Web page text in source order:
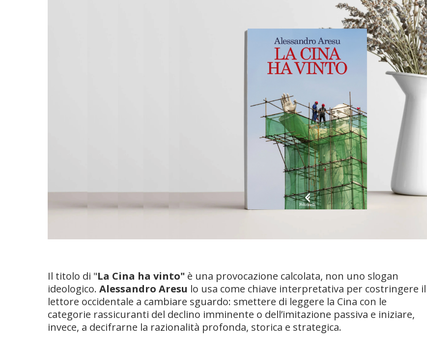
Il titolo di "La Cina ha vinto" è una provocazione calcolata, non uno slogan
ideologico. Alessandro Aresu lo usa come chiave interpretativa per costringere il
lettore occidentale a cambiare sguardo: smettere di leggere la Cina con le
categorie rassicuranti del declino imminente o dell’imitazione passiva e iniziare,
invece, a decifrarne la razionalità profonda, storica e strategica.